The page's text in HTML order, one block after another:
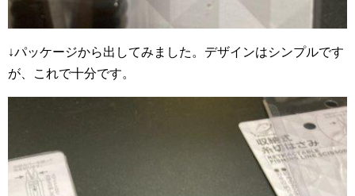
↓パッケージから出してみました。デザインはシンプルです
が、これで十分です。